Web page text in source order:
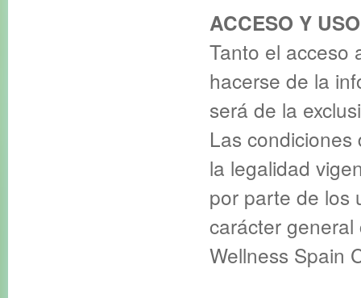
ACCESO Y USO
Tanto el acceso
hacerse de la
será de la
Las
la legalidad
por parte de los
carácter
Wellness Spain